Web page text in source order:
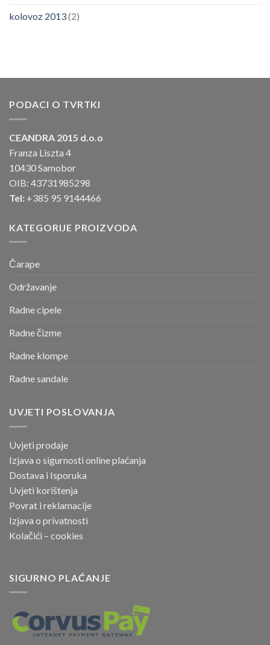
kolovoz 2013(2)
PODACI O TVRTKI
CEANDRA 2015 d.o.o
Franza Liszta 4
10430 Samobor
OIB: 43731985298
Tel: +385 95 9144466
KATEGORIJE PROIZVODA
Čarape
Održavanje
Radne cipele
Radne čizme
Radne klompe
Radne sandale
UVJETI POSLOVANJA
Uvjeti prodaje
Izjava o sigurnosti onlineplaćanja
Dostava i Isporuka
Uvjeti korištenja
Povrat i reklamacije
Izjava o privatnosti
Kolačići – cookies
SIGURNO PLAĆANJE